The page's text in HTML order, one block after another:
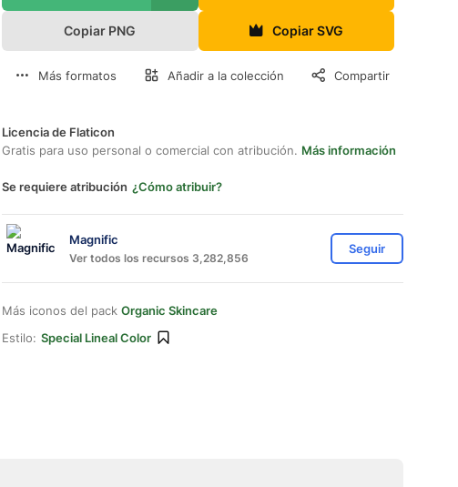
Copiar PNG Copiar SVG
Más formatos Añadir a la colección Compartir
Licencia de Flaticon
Gratis para uso personal o comercial con atribución. Más información
Se requiere atribución ¿Cómo atribuir?
Magnific
Ver todos los recursos 3,282,856
Seguir
Más iconos del pack Organic Skincare
Estilo: Special Lineal Color